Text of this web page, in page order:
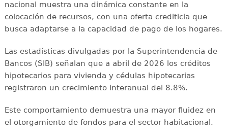
nacional muestra una dinámica constante en la
colocación de recursos, con una oferta crediticia que
busca adaptarse a la capacidad de pago de los hogares.
Las estadísticas divulgadas por la Superintendencia de
Bancos (SIB) señalan que a abril de 2026 los créditos
hipotecarios para vivienda y cédulas hipotecarias
registraron un crecimiento interanual del 8.8%.
Este comportamiento demuestra una mayor fluidez en
el otorgamiento de fondos para el sector habitacional.